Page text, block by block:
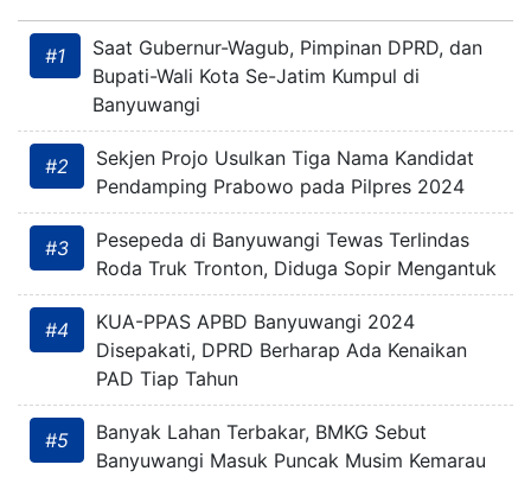
#1
Saat Gubernur-Wagub, Pimpinan DPRD, dan
Bupati-Wali Kota Se-Jatim Kumpul di
Banyuwangi
#2
Sekjen Projo Usulkan Tiga Nama Kandidat
Pendamping Prabowo pada Pilpres 2024
#3
Pesepeda di Banyuwangi Tewas Terlindas
Roda Truk Tronton, Diduga Sopir Mengantuk
#4
KUA-PPAS APBD Banyuwangi 2024
Disepakati, DPRD Berharap Ada Kenaikan
PAD Tiap Tahun
#5
Banyak Lahan Terbakar, BMKG Sebut
Banyuwangi Masuk Puncak Musim Kemarau